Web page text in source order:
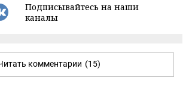
Подписывайтесь на наши
каналы
комментарии (15)